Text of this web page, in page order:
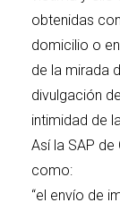
obtenidas
domicilio o
de la mirada
divulgación
intimidad de
Así la SAP
como:
“el envío de